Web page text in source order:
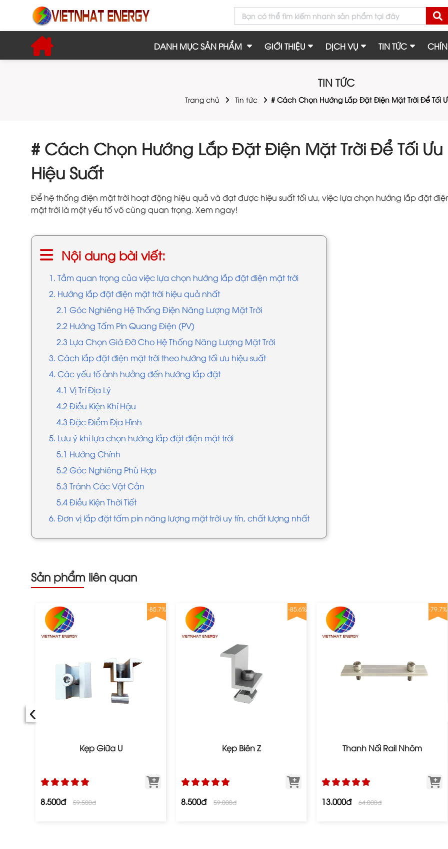
DANH MỤC SẢN PHẨM GIỚI THIỆU DỊCH VỤ TIN TỨC
TIN TỨC
Trang chủ Tin tức # Cách Chọn Hướng Lắp Đặt Điện Mặt Trời Để Tối
# Cách Chọn Hướng Lắp Đặt Điện Mặt Trời Để Tối Ưu
Hiệu Suất
Để hệ thống điện mặt trời hoạt động hiệu quả và đạt được hiệu suất tối ưu, việc lựa chọn hướng lắp đặt
mặt trời là một yếu tố vô cùng quan trọng. Xem ngay!
Nội dung bài viết:
1. Tầm quan trọng của việc lựa chọn hướng lắp đặt điện mặt trời
2. Hướng lắp đặt điện mặt trời hiệu quả nhất
2.1 Góc Nghiêng Hệ Thống Điện Năng Lượng Mặt Trời
2.2 Hướng Tấm Pin Quang Điện (PV)
2.3 Lựa Chọn Giá Đỡ Cho Hệ Thống Năng Lượng Mặt Trời
3. Cách lắp đặt điện mặt trời theo hướng tối ưu hiệu suất
4. Các yếu tố ảnh hưởng đến hướng lắp đặt
4.1 Vị Trí Địa Lý
4.2 Điều Kiện Khí Hậu
4.3 Đặc Điểm Địa Hình
5. Lưu ý khi lựa chọn hướng lắp đặt điện mặt trời
5.1 Hướng Chính
5.2 Góc Nghiêng Phù Hợp
5.3 Tránh Các Vật Cản
5.4 Điều Kiện Thời Tiết
6. Đơn vị lắp đặt tấm pin năng lượng mặt trời uy tín, chất lượng nhất
Sản phẩm liên quan
-85.7%
Kẹp Giữa U
8.500đ 59.500đ
-85.6%
Kẹp Biên Z
8.500đ 59.000đ
-79.7%
Thanh Nối Rail Nhôm
13.000đ 64.000đ
‹